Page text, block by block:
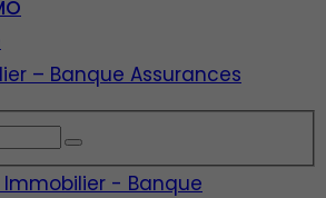
– Banque Assurances
- Banque